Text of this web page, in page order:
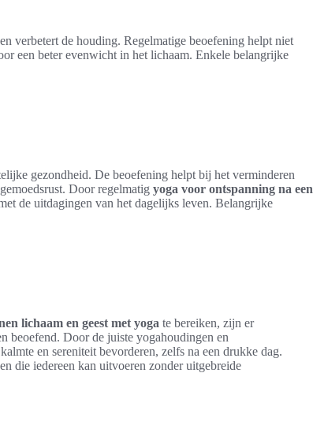
verbetert de houding. Regelmatige beoefening helpt niet
een beter evenwicht in het lichaam. Enkele belangrijke
gezondheid. De beoefening helpt bij het verminderen
Door regelmatig yoga voor ontspanning na een
de uitdagingen van het dagelijks leven. Belangrijke
lichaam en geest met yoga te bereiken, zijn er
beoefend. Door de juiste yogahoudingen en
en sereniteit bevorderen, zelfs na een drukke dag.
die iedereen kan uitvoeren zonder uitgebreide